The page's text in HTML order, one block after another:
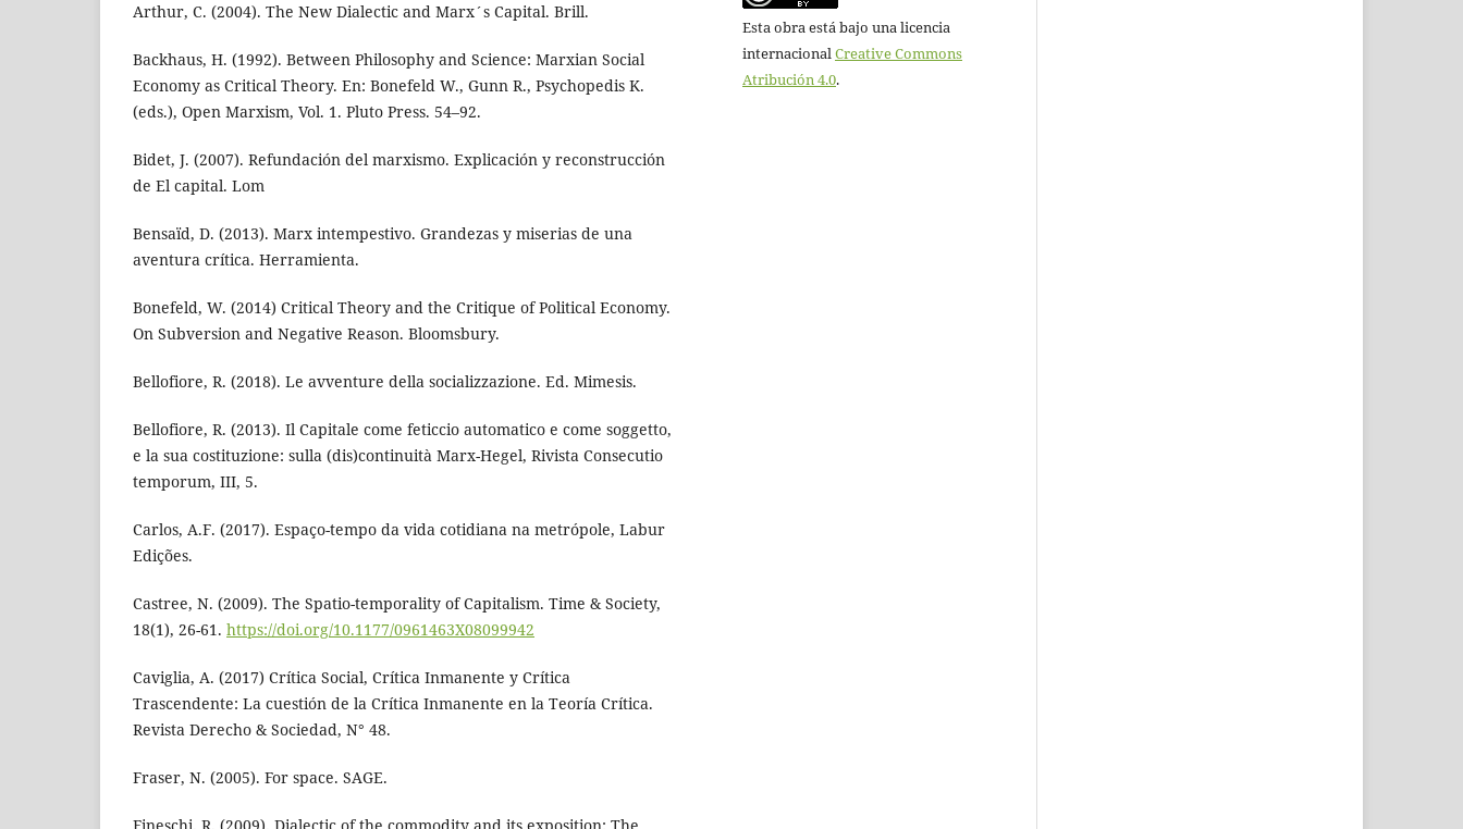
Arthur, C. (2004). The New Dialectic and Marx´s Capital. Brill.
Backhaus, H. (1992). Between Philosophy and Science: Marxian Social
Economy as Critical Theory. En: Bonefeld W., Gunn R., Psychopedis K.
(eds.), Open Marxism, Vol. 1. Pluto Press. 54–92.
Bidet, J. (2007). Refundación del marxismo. Explicación y reconstrucción
de El capital. Lom
Bensaïd, D. (2013). Marx intempestivo. Grandezas y miserias de una
aventura crítica. Herramienta.
Bonefeld, W. (2014) Critical Theory and the Critique of Political Economy.
On Subversion and Negative Reason. Bloomsbury.
Bellofiore, R. (2018). Le avventure della socializzazione. Ed. Mimesis.
Bellofiore, R. (2013). Il Capitale come feticcio automatico e come soggetto,
e la sua costituzione: sulla (dis)continuità Marx-Hegel, Rivista Consecutio
temporum, III, 5.
Carlos, A.F. (2017). Espaço-tempo da vida cotidiana na metrópole, Labur
Edições.
Castree, N. (2009). The Spatio-temporality of Capitalism. Time & Society,
18(1), 26-61. https://doi.org/10.1177/0961463X08099942
Caviglia, A. (2017) Crítica Social, Crítica Inmanente y Crítica
Trascendente: La cuestión de la Crítica Inmanente en la Teoría Crítica.
Revista Derecho & Sociedad, N° 48.
Fraser, N. (2005). For space. SAGE.
Esta obra está bajo una licencia
internacional Creative Commons
Atribución 4.0.